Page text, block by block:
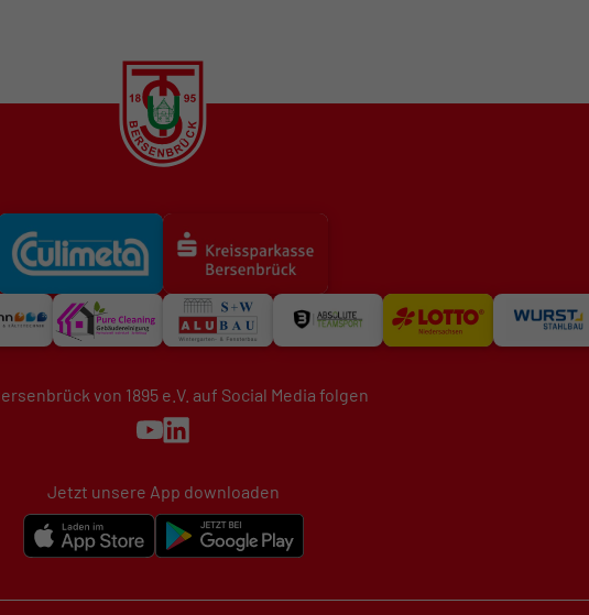
von 1895 e.V. auf Social Media folgen
Jetzt unsere App downloaden